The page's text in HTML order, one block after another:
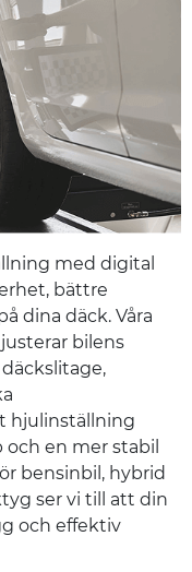
med digital
bättre
dina däck. Våra
bilens
hjulinställning
en mer stabil
bensinbil, hybrid
ser vi till att din
och effektiv